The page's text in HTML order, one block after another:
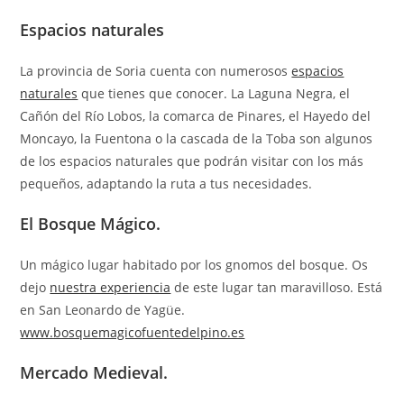
Espacios naturales
La provincia de Soria cuenta con numerososespacios
naturales que tienes que conocer. La Laguna Negra, el
Cañón del Río Lobos, la comarca de Pinares, el Hayedo del
Moncayo, la Fuentona o la cascada de la Toba son algunos
de los espacios naturales que podrán visitar con los más
pequeños, adaptando la ruta a tus necesidades.
El Bosque Mágico.
Un mágico lugar habitado por los gnomos del bosque. Os
dejo nuestra experiencia de este lugar tan maravilloso. Está
en San Leonardo de Yagüe.
www.bosquemagicofuentedelpino.es
Mercado Medieval.